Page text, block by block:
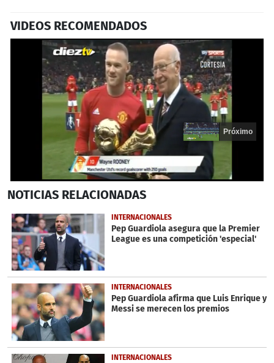
VIDEOS RECOMENDADOS
seconds
13
seconds
Próximo
NOTICIAS RELACIONADAS
INTERNACIONALES
Pep Guardiola asegura que la Premier
League es una competición 'especial'
INTERNACIONALES
Pep Guardiola afirma que Luis Enrique y
Messi se merecen los premios
INTERNACIONALES